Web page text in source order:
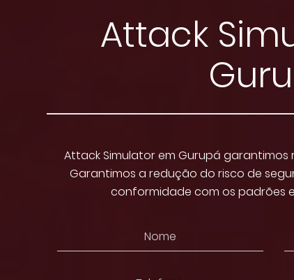
Attack
Attack Simulator em Gurupá garantimos
Garantimos a redução do risco de
conformidade com os padrões